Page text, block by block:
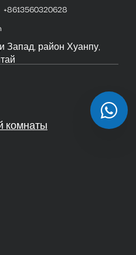
+8613560320628
Запад, район Хуанпу,
комнаты